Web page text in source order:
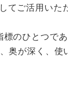
てご活用いた
のひとつで
奥が深く、